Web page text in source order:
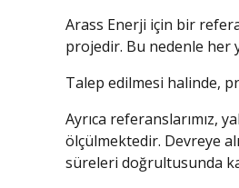
Arass Enerji için bir
projedir. Bu nedenle her
Talep edilmesi halinde,
Ayrıca referanslarımız,
ölçülmektedir. Devreye
süreleri doğrultusunda